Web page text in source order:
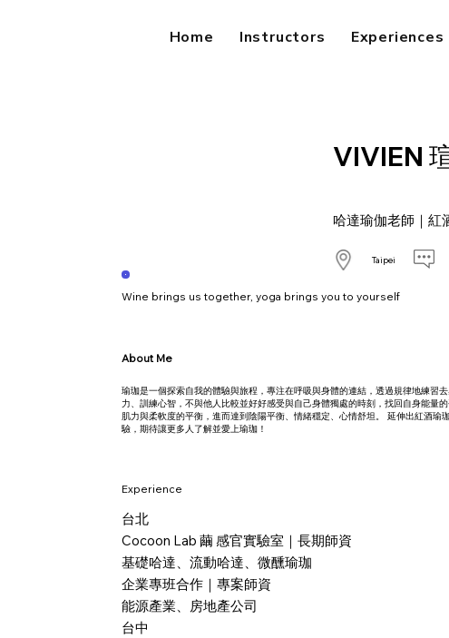
Home Instructors Experiences
VIVIEN
哈達瑜伽老師｜紅
Taipei
Wine brings us together, yoga brings you to yourself
About Me
瑜珈是一個探索自我的體驗與旅程，專注在呼吸與身體的連結，透過規律地練習
力、訓練心智，不與他人比較並好好感受與自己身體獨處的時刻，找回自身能量
肌力與柔軟度的平衡，進而達到陰陽平衡、情緒穩定、心情舒坦。 延伸出紅酒
驗，期待讓更多人了解並愛上瑜珈！
Experience
台北
Cocoon Lab 繭 感官實驗室｜長期師資
基礎哈達、流動哈達、微醺瑜珈
企業專班合作｜專案師資
能源產業、房地產公司
台中